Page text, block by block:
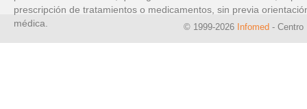
prescripción de tratamientos o medicamentos, sin previa
médica.
© 1999-2026 Infomed - Centro